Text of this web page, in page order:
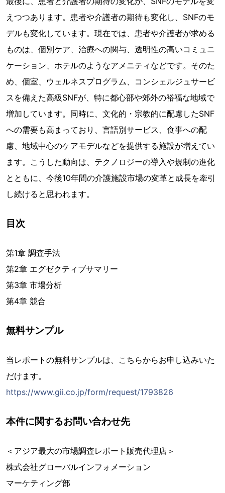
えつつあります。患者や介護者の期待も変化し、SNFのモ
デルも変化しています。現在では、患者や介護者が求める
ものは、個別ケア、治療への関与、透明性の高いコミュニ
ケーション、ホテルのようなアメニティなどです。そのた
め、個室、ウェルネスプログラム、コンシェルジュサービ
スを備えた高級SNFが、特に都心部や郊外の裕福な地域で
増加しています。同時に、文化的・宗教的に配慮したSNF
への需要も高まっており、言語別サービス、食事への配
慮、地域中心のケアモデルなどを提供する施設が増えてい
ます。こうした動向は、テクノロジーの導入や規制の進化
とともに、今後10年間の介護施設市場の変革と成長を牽引
し続けると思われます。
目次
第1章 調査手法
第2章 エグゼクティブサマリー
第3章 市場分析
第4章 競合
無料サンプル
当レポートの無料サンプルは、こちらからお申し込みいた
だけます。
https://www.gii.co.jp/form/request/1793826
本件に関するお問い合わせ先
＜アジア最大の市場調査レポート販売代理店＞
株式会社グローバルインフォメーション
マーケティング部